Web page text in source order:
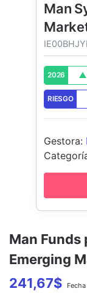
Man Funds
Emerging
241,67$
Man
2026
RIESGO
Gestora:
(Ireland)